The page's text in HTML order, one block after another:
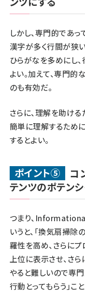
しかし、専門的であ
漢字が多く行間が狭
ひらがなを多めにし
よい。加えて、専門
のも有効だ。
さらに、理解を助け
簡単に理解するため
するとよい。
ポイント⑤
コ
テンツのポテン
つまり、
いうと、「換気扇掃除
羅性を高め、さらに
上位に表示させ、さ
やると難しいので専
行動とってもらう」こと